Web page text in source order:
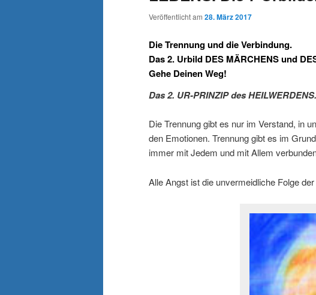
Veröffentlicht am 28. März 2017
Die Trennung und die Verbindung.
Das 2. Urbild DES MÄRCHENS und
Gehe Deinen Weg!
Das 2. UR-PRINZIP des HEILWERDENS.
Die Trennung gibt es nur im Verstand, in
den Emotionen. Trennung gibt es im
immer mit Jedem und mit Allem
Alle Angst ist die unvermeidliche Folge